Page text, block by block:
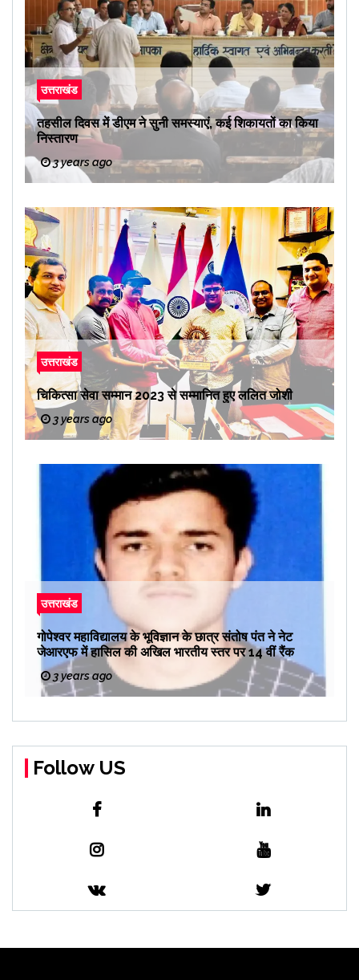
उत्तराखंड
तहसील दिवस में डीएम ने सुनी समस्याएं, कई शिकायतों का किया
निस्तारण
3 years ago
उत्तराखंड
चिकित्सा सेवा सम्मान 2023 से सम्मानित हुए ललित जोशी
3 years ago
उत्तराखंड
गोपेश्वर महाविद्यालय के भूविज्ञान के छात्र संतोष पंत ने नेट
जेआरएफ में हासिल की अखिल भारतीय स्तर पर 14 वीं रैंक
3 years ago
Follow US